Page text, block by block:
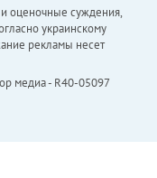
и оценочные суждения,
украинскому
рекламы несет
медиа - R40-05097